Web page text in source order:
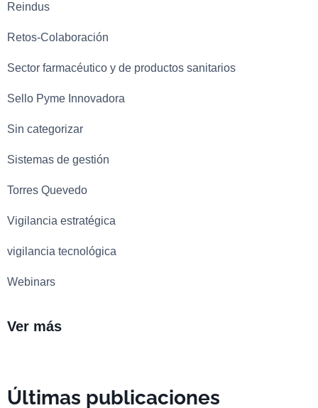
Reindus
Retos-Colaboración
Sector farmacéutico y de productos sanitarios
Sello Pyme Innovadora
Sin categorizar
Sistemas de gestión
Torres Quevedo
Vigilancia estratégica
vigilancia tecnológica
Webinars
Ver más
Últimas publicaciones